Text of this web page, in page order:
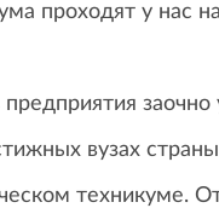
проходят у нас
вузах
техникуме.